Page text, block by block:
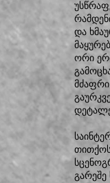
და
ორი
გარეშე